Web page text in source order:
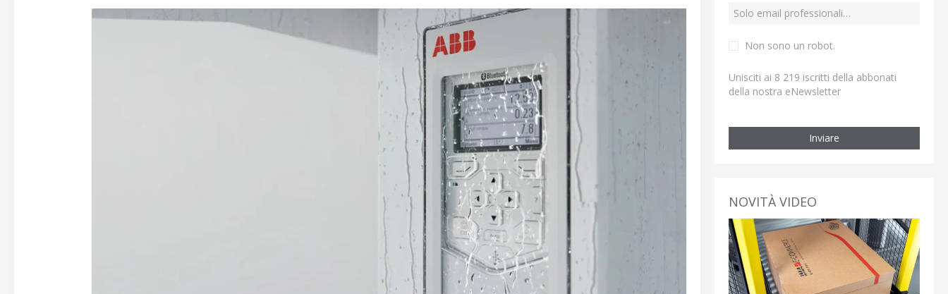
Non sono un robot.
Unisciti ai 8 219 iscritti della abbonati
della nostra eNewsletter
Inviare
NOVITÀ VIDEO